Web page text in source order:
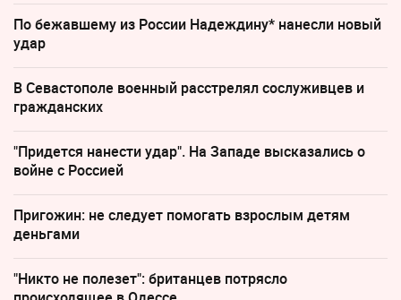
По бежавшему из России Надеждину* нанесли новый
удар
В Севастополе военный расстрелял сослуживцев и
гражданских
"Придется нанести удар". На Западе высказались о
войне с Россией
Пригожин: не следует помогать взрослым детям
деньгами
"Никто не полезет": британцев потрясло